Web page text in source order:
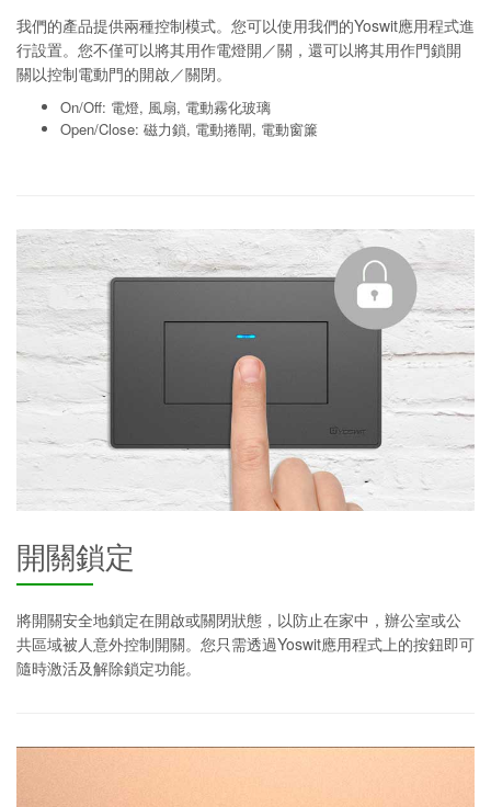
我們的產品提供兩種控制模式。您可以使用我們的Yoswit應用程式進
行設置。您不僅可以將其用作電燈開／關，還可以將其用作門鎖開
關以控制電動門的開啟／關閉。
On/Off: 電燈, 風扇, 電動霧化玻璃
Open/Close: 磁力鎖, 電動捲閘, 電動窗簾
開關鎖定
將開關安全地鎖定在開啟或關閉狀態，以防止在家中，辦公室或公
共區域被人意外控制開關。您只需透過Yoswit應用程式上的按鈕即可
隨時激活及解除鎖定功能。